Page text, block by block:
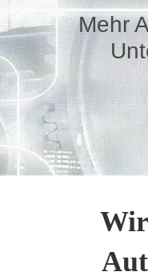
Mehr